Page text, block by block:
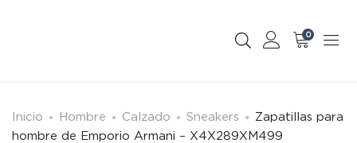
0
Inicio Hombre Calzado Sneakers
Zapatillas para
hombre de Emporio Armani – X4X289XM499